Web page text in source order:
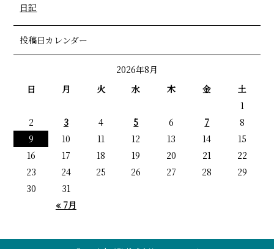
日記
投稿日カレンダー
2026年8月
日
月 火 水 木 金 土
« 7月
1
2
3 4 5 6 7
8
9
10 11 12 13 14
15
16
17 18 19 20 21
22
23
24 25 26 27 28
29
30
31